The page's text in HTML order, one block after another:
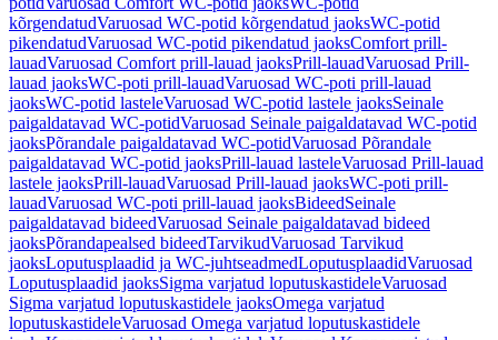
kõrgendatudVaruosad WC-potid kõrgendatud jaoksWC-potid
pikendatudVaruosad WC-potid pikendatud jaoksComfort prill-
lauadVaruosad Comfort prill-lauad jaoksPrill-lauadVaruosad Prill-
lauad jaoksWC-poti prill-lauadVaruosad WC-poti prill-lauad
jaoksWC-potid lasteleVaruosad WC-potid lastele jaoksSeinale
paigaldatavad WC-potidVaruosad Seinale paigaldatavad WC-potid
jaoksPõrandale paigaldatavad WC-potidVaruosad Põrandale
paigaldatavad WC-potid jaoksPrill-lauad lasteleVaruosad Prill-lauad
lastele jaoksPrill-lauadVaruosad Prill-lauad jaoksWC-poti prill-
lauadVaruosad WC-poti prill-lauad jaoksBideedSeinale
paigaldatavad bideedVaruosad Seinale paigaldatavad bideed
jaoksPõrandapealsed bideedTarvikudVaruosad Tarvikud
jaoksLoputusplaadid ja WC-juhtseadmedLoputusplaadidVaruosad
Loputusplaadid jaoksSigma varjatud loputuskastideleVaruosad
Sigma varjatud loputuskastidele jaoksOmega varjatud
loputuskastideleVaruosad Omega varjatud loputuskastidele